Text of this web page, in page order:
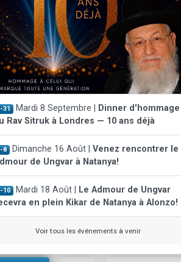
31 Mardi 8 Septembre |
Dinner d'hommage
Rav Sitruk à Londres — 10 ans déjà
8 Dimanche 16 Août | Venez rencontrer le
de Ungvar à Natanya!
10 Mardi 18 Août |
Le Admour de Ungvar
en plein Kikar de Natanya à Alonzo!
Voir tous les événements à venir